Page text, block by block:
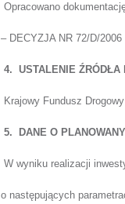
Opracowano
– DECYZJA NR 72/D/2006
4. USTALENIE ŹRÓDŁA
Krajowy Fundusz Drogowy
5. DANE O
W wyniku realizacji
o następujących